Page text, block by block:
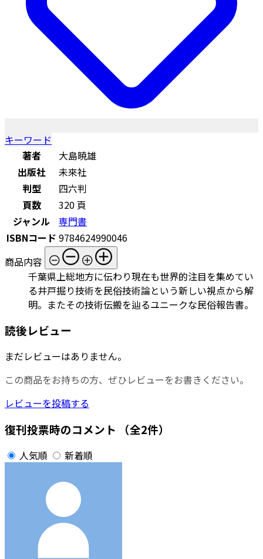
キーワード
著者
大島暁雄
出版社
未來社
判型
四六判
頁数
320 頁
ジャンル
専門書
ISBNコード 9784624990046
商品内容
千葉県上総地方に伝わり現在も世界的注目を集めてい
る井戸掘り技術を民俗技術論という新しい視点から解
明。またその技術伝搬を辿るユニークな民俗報告書。
読後レビュー
まだレビューはありません。
この商品をお持ちの方、ぜひレビューをお書きください。
レビューを投稿する
復刊投票時のコメント （全2件）
人気順 新着順